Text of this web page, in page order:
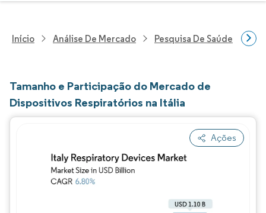
Início Análise De Mercado Pesquisa De Saúde
Tamanho e Participação do Mercado de
Dispositivos Respiratórios na Itália
Ações